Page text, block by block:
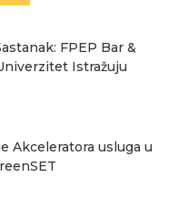
FPEP Bar &
Istražuju
Akceleratora usluga u